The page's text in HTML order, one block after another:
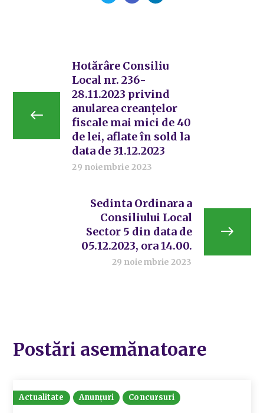
Hotărâre Consiliu
Local nr. 236-
28.11.2023 privind
anularea creanțelor
fiscale mai mici de 40
de lei, aflate în sold la
data de 31.12.2023
29 noiembrie 2023
Sedinta Ordinara a
Consiliului Local
Sector 5 din data de
05.12.2023, ora 14.00.
29 noiembrie 2023
Postări asemănatoare
Actualitate Anunțuri Concursuri